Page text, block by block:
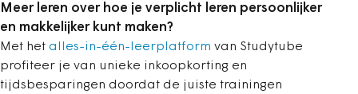
Meer leren over hoe je verplicht leren persoonlijker
en makkelijker kunt maken?
Met het alles-in-één-leerplatform van Studytube
profiteer je van unieke inkoopkorting en
tijdsbesparingen doordat de juiste trainingen